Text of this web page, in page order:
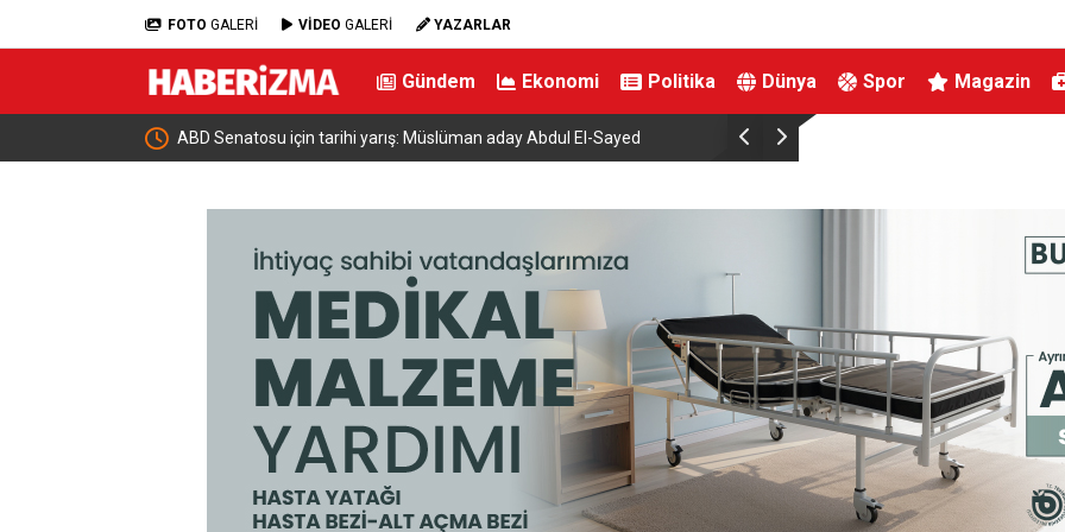
FOTO GALERİ VİDEO GALERİ YAZARLAR
Gündem Ekonomi Politika Dünya Spor Magazin
Abdul El-Sayed Bir adımla hayata tutundu, motosikletli duvara çarparak can verdi Benzinde Gece Yarısı Dev İndirim